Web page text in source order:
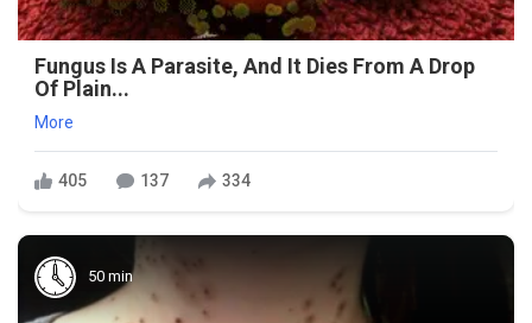
Fungus Is A Parasite, And It Dies From A Drop
Of Plain...
More
405 137 334
50 min